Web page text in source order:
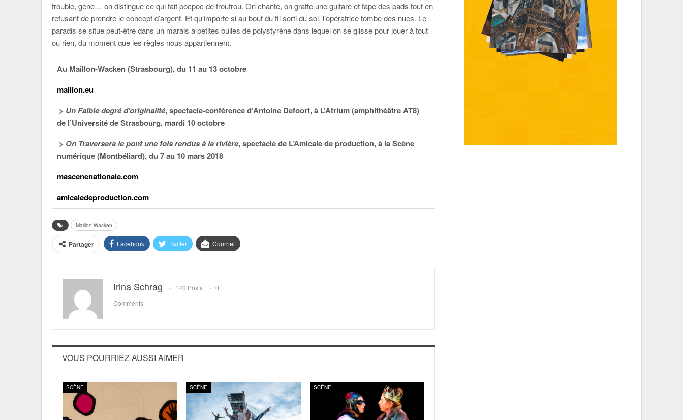
trouble, gène… on distingue ce qui fait pocpoc de froufrou. On chante, on gratte une guitare et tape des pads tout en
refusant de prendre le concept d’argent. Et qu’importe si au bout du fil sorti du sol, l’opératrice tombe des nues. Le
paradis se situe peut-être dans un marais à petites bulles de polystyrène dans lequel on se glisse pour jouer à tout
ou rien, du moment que les règles nous appartiennent.
Au Maillon-Wacken (Strasbourg), du 11 au 13 octobre
maillon.eu
> Un Faible degré d’originalité, spectacle-conférence d’Antoine Defoort, à L’Atrium (amphithéâtre AT8)
de l’Université de Strasbourg, mardi 10 octobre
> On Traversera le pontune foisrendus à la rivière, spectacle de L’Amicale de production, à la Scène
numérique (Montbéliard), du 7 au 10 mars 2018
mascenenationale.com
amicaledeproduction.com
Maillon-Wacken
Partager Facebook Twitter Courriel
Irina Schrag 170 Posts
0
Comments
VOUS POURRIEZ AUSSI AIMER
SCÈNE SCÈNE SCÈNE